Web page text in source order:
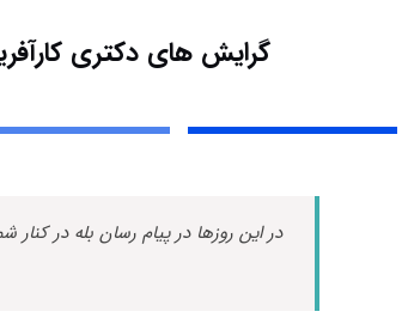
گرایش های دکتری
در این روزها در پیام رسان بله در کنار